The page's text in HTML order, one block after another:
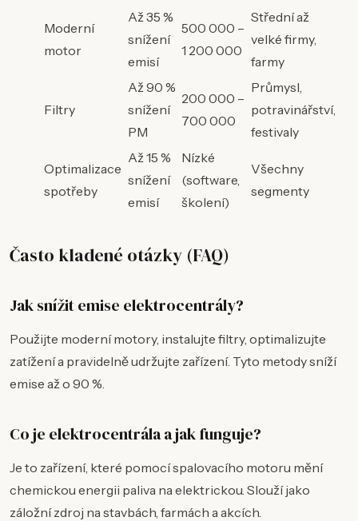
Moderní
motor
Až 35 %
snížení
emisí
500 000 –
1 200 000
Střední až
velké firmy,
farmy
Filtry
Až 90 %
snížení
PM
200 000 –
700 000
Průmysl,
potravinářství,
festivaly
Optimalizace
spotřeby
Až 15 %
snížení
emisí
Nízké
(software,
školení)
Všechny
segmenty
Často kladené otázky (FAQ)
Jak snížit emise elektrocentrály?
Použijte moderní motory, instalujte filtry, optimalizujte
zatížení a pravidelně udržujte zařízení. Tyto metody sníží
emise až o 90 %.
Co je elektrocentrála a jak funguje?
Je to zařízení, které pomocí spalovacího motoru mění
chemickou energii paliva na elektrickou. Slouží jako
záložní zdroj na stavbách, farmách a akcích.